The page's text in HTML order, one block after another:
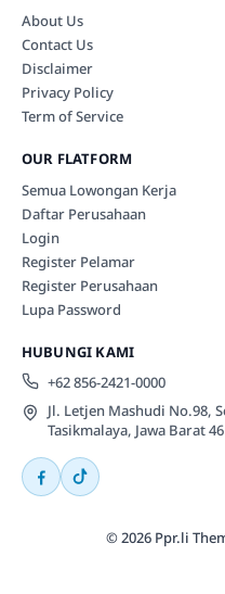
About Us
Contact Us
Disclaimer
Privacy Policy
Term of Service
OUR FLATFORM
Semua Lowongan Kerja
Daftar Perusahaan
Login
Register Pelamar
Register Perusahaan
Lupa Password
HUBUNGI KAMI
+62 856-2421-0000
Jl. Letjen Mashudi No.98,
Tasikmalaya, Jawa Barat
© 2026 Ppr.li